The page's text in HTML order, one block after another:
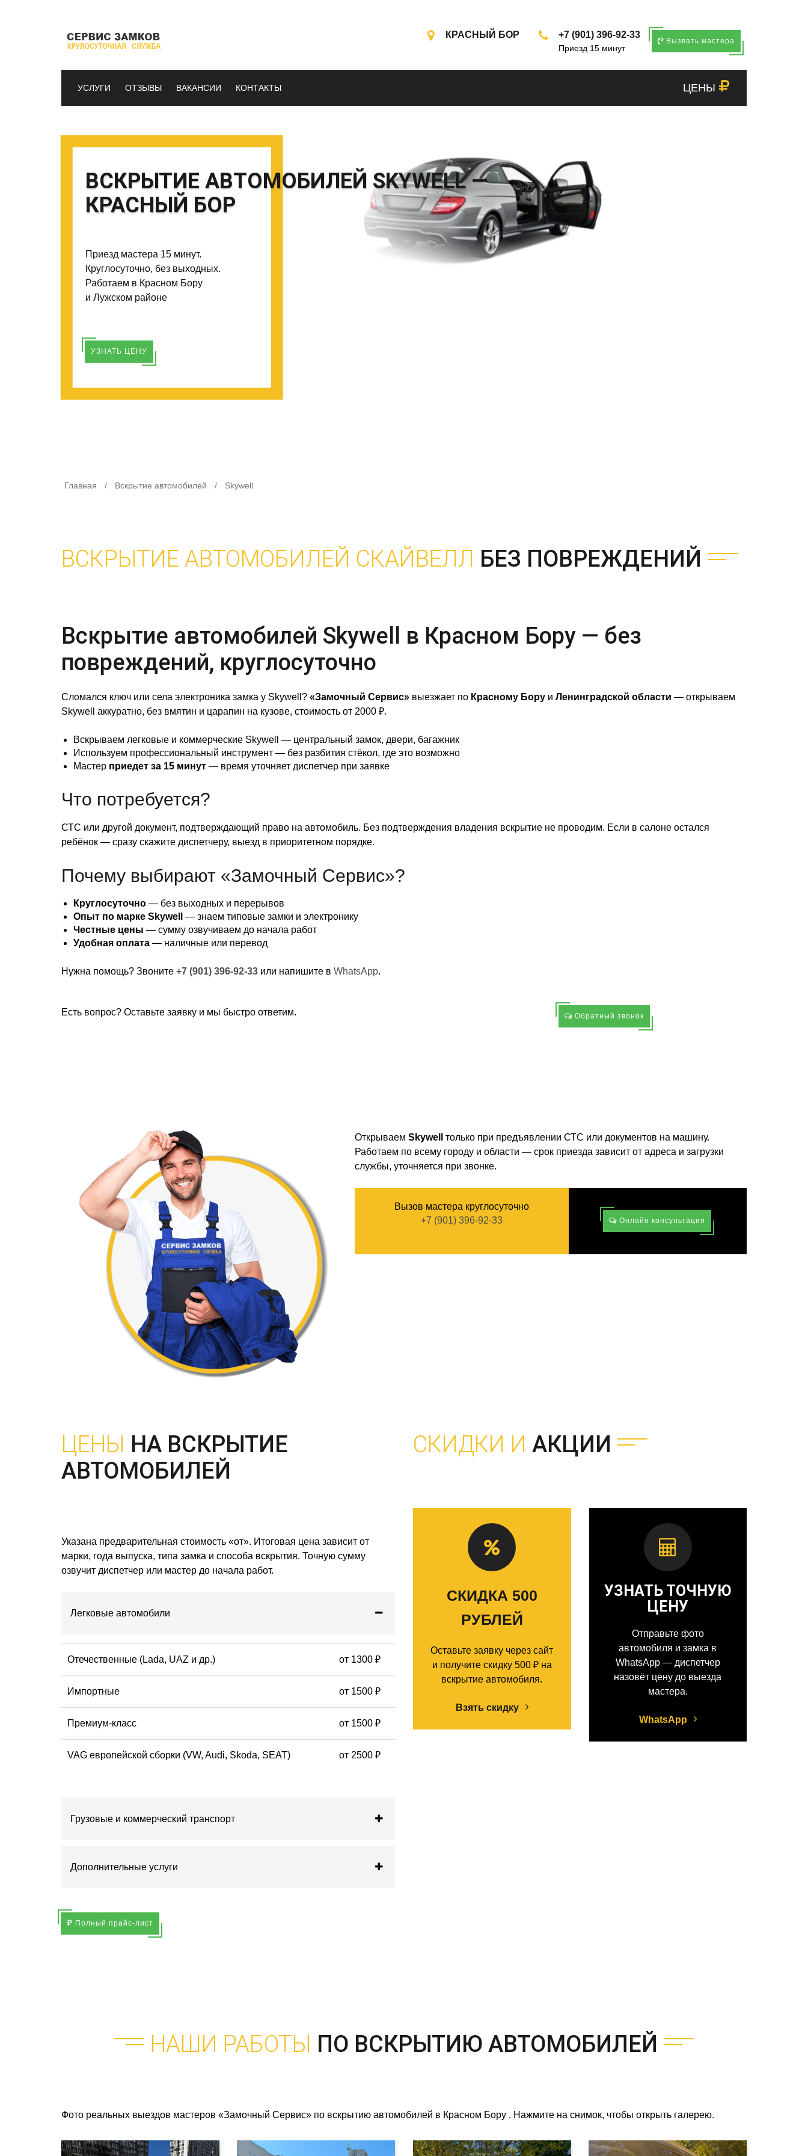
КРАСНЫЙ БОР +7 (901) 396-92-33
Приезд 15 минут
Вызвать мастера
ЦЕНЫ
УСЛУГИ ОТЗЫВЫ ВАКАНСИИ КОНТАКТЫ
ВСКРЫТИЕ АВТОМОБИЛЕЙ SKYWELL —
КРАСНЫЙ БОР
Приезд мастера 15 минут.
Круглосуточно, без выходных.
Работаем в Красном Бору
и Лужском районе
УЗНАТЬ ЦЕНУ
Главная / Вскрытие автомобилей / Skywell
ВСКРЫТИЕ АВТОМОБИЛЕЙ СКАЙВЕЛЛ БЕЗ ПОВРЕЖДЕНИЙ
Вскрытие автомобилей Skywell в Красном Бору — без
повреждений, круглосуточно
Сломался ключ или села электроника замка у Skywell? «Замочный Сервис» выезжает по Красному Бору и Ленинградской области — открываем
Skywell аккуратно, без вмятин и царапин на кузове, стоимость от 2000 ₽.
Вскрываем легковые и коммерческие Skywell — центральный замок, двери, багажник
Используем профессиональный инструмент — без разбития стёкол, где это возможно
Мастер приедет за 15 минут — время уточняет диспетчер при заявке
Что потребуется?
СТС или другой документ, подтверждающий право на автомобиль. Без подтверждения владения вскрытие не проводим. Если в салоне остался
ребёнок — сразу скажите диспетчеру, выезд в приоритетном порядке.
Почему выбирают «Замочный Сервис»?
Круглосуточно — без выходных и перерывов
Опыт по марке Skywell
— знаем типовые замки и электронику
Честные цены — сумму озвучиваем до начала работ
Удобная оплата — наличные или перевод
Нужна помощь? Звоните +7 (901) 396-92-33 или напишите в WhatsApp.
Есть вопрос? Оставьте заявку и мы быстро ответим. Обратный звонок
Открываем Skywell
только при предъявлении СТС или документов на машину.
Работаем по всему городу и области — срок приезда зависит от адреса и загрузки
службы, уточняется при звонке.
Вызов мастера круглосуточно
+7 (901) 396-92-33
Онлайн консультация
ЦЕНЫ НА ВСКРЫТИЕ
АВТОМОБИЛЕЙ
Указана предварительная стоимость «от». Итоговая цена зависит от
марки, года выпуска, типа замка и способа вскрытия. Точную сумму
озвучит диспетчер или мастер до начала работ.
Легковые автомобили
Отечественные (Lada, UAZ и др.) от 1300 ₽
Импортные от 1500 ₽
Премиум-класс от 1500 ₽
VAG европейской сборки (VW, Audi, Skoda, SEAT) от 2500 ₽
Грузовые и коммерческий транспорт
Дополнительные услуги
Полный прайс-лист
СКИДКИ И АКЦИИ
СКИДКА 500
РУБЛЕЙ
Оставьте заявку через сайт
и получите скидку 500 ₽ на
вскрытие автомобиля.
Взять скидку
УЗНАТЬ ТОЧНУЮ
ЦЕНУ
Отправьте фото
автомобиля и замка в
WhatsApp — диспетчер
назовёт цену до выезда
мастера.
WhatsApp
НАШИ РАБОТЫ ПО ВСКРЫТИЮ АВТОМОБИЛЕЙ
Фото реальных выездов мастеров «Замочный Сервис» по вскрытию автомобилей в Красном Бору . Нажмите на снимок, чтобы открыть галерею.